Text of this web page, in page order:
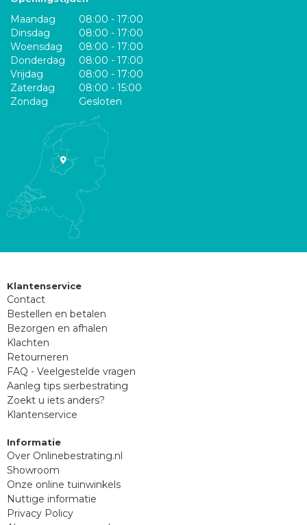
Maandag
08:00 - 17:00
Dinsdag
08:00 - 17:00
Woensdag
08:00 - 17:00
Donderdag
08:00 - 17:00
Vrijdag
08:00 - 17:00
Zaterdag
08:00 - 15:00
Zondag
Gesloten
Klantenservice
Contact
Bestellen en betalen
Bezorgen en afhalen
Klachten
Retourneren
FAQ - Veelgestelde vragen
Aanleg tips sierbestrating
Zoekt u iets anders?
Klantenservice
Informatie
Over Onlinebestrating.nl
Showroom
Onze online tuinwinkels
Nuttige informatie
Privacy Policy